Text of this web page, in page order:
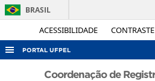
ACESSIBILIDADE CONTRASTE
BRASIL
PORTAL UFPEL
ACESSO À INFORMAÇÃO
Coordenação de